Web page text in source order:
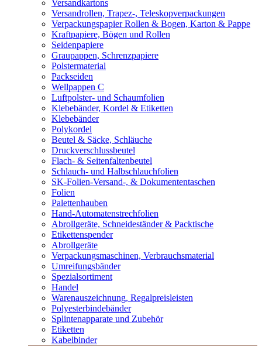
Versandkartons
Versandrollen, Trapez-, Teleskopverpackungen
Verpackungspapier Rollen & Bogen, Karton & Pappe
Kraftpapiere, Bögen und Rollen
Seidenpapiere
Graupappen, Schrenzpapiere
Polstermaterial
Packseiden
Wellpappen C
Luftpolster- und Schaumfolien
Klebebänder, Kordel & Etiketten
Klebebänder
Polykordel
Beutel & Säcke, Schläuche
Druckverschlussbeutel
Flach- & Seitenfaltenbeutel
Schlauch- und Halbschlauchfolien
SK-Folien-Versand-, & Dokumententaschen
Folien
Palettenhauben
Hand-Automatenstrechfolien
Abrollgeräte, Schneideständer & Packtische
Etikettenspender
Abrollgeräte
Verpackungsmaschinen, Verbrauchsmaterial
Umreifungsbänder
Spezialsortiment
Handel
Warenauszeichnung, Regalpreisleisten
Polyesterbindebänder
Splintenapparate und Zubehör
Etiketten
Kabelbinder